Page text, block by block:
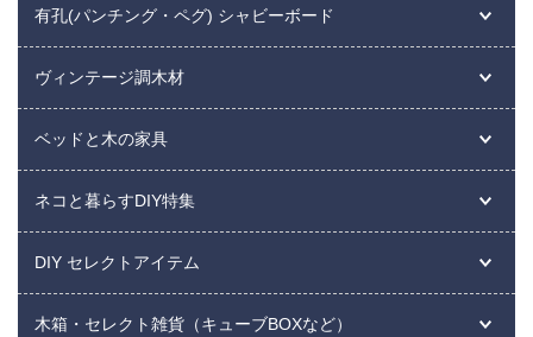
有孔(パンチング・ペグ) シャビーボード
ヴィンテージ調木材
ベッドと木の家具
ネコと暮らすDIY特集
DIY セレクトアイテム
木箱・セレクト雑貨（キューブBOXなど）